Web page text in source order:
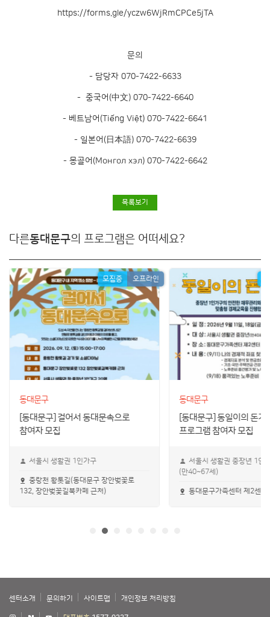
https://forms.gle/yczw6WjRmCPCe5jTA
문의
- 담당자 070-7422-6633
- 중국어(中文) 070-7422-6640
- ‎베트남어(Tiếng Việt) 070-7422-6641
- ‎일본어(日本語) 070-7422-6639
- ‎몽골어(Монгол хэл) 070-7422-6642
목록보기
다른동대문구의 프로그램은 어떠세요?
모집중 오프라인
동대문구
[동대문구] 걸어서 동대문속으로
참여자 모집
서울시 생활권 1인가구
중랑천 황톳길(동대문구 장안벚꽃로
132, 장안벚꽃길북카페 근처)
동대문구
[동대문구] 동일이의 돈기
프로그램 참여자 모집
서울시 생활권 중장년 1인
(만40~67세)
동대문구가족센터 제2센터
센터소개 문의하기 사이트맵 개인정보 처리방침